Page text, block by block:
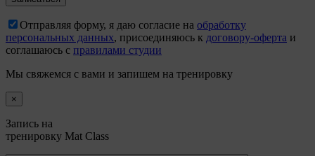
Отправляя форму, я даю согласие на обработку
персональных данных, присоединяюсь к договору-оферта и
соглашаюсь с правилами студии
Мы свяжемся с вами и запишем на тренировку
×
Запись на
тренировку Mat Class